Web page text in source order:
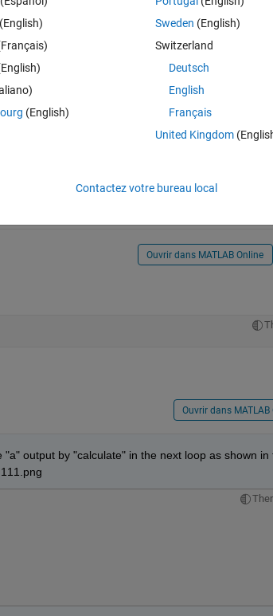
a value from "initial_value" in the first loop, but
Connectez-vous pour
Ouvrir dans MATLAB Online
Ouvrir dans MATLAB
output by "calculate" in the next loop as shown in
(English)
(English)
Sweden (English)
Switzerland
Deutsch
English
Français
United Kingdom
Contactez votre bureau local